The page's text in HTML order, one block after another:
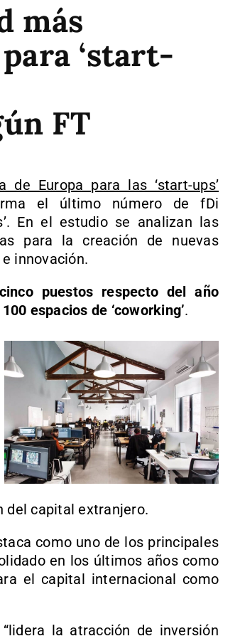
más
‘start-
FT
Europa para las ‘start-ups’
el último número de fDi
En el estudio se analizan las
para la creación de nuevas
innovación.
puestos respecto del año
espacios de ‘coworking’.
del capital extranjero.
como uno de los principales
en los últimos años como
el capital internacional como
la atracción de inversión